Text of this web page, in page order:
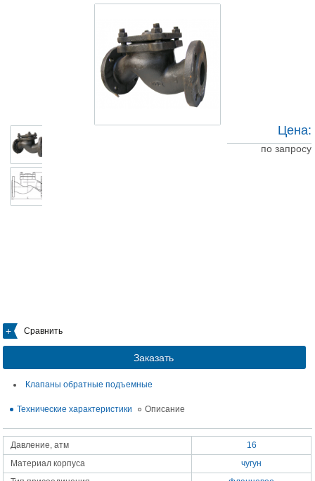
Сравнить
Заказать
Цена:
по запросу
Клапаны обратные подъемные
Технические характеристики Описание
Давление, атм
16
Материал корпуса
чугун